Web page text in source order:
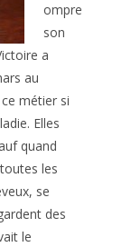
ompre
son
a
au
métier si
Elles
quand
les
se
des
le